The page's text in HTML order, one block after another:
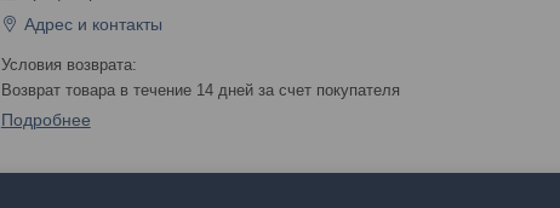
Адрес и контакты
возврат товара в течение 14 дней за счет покупателя
Подробнее